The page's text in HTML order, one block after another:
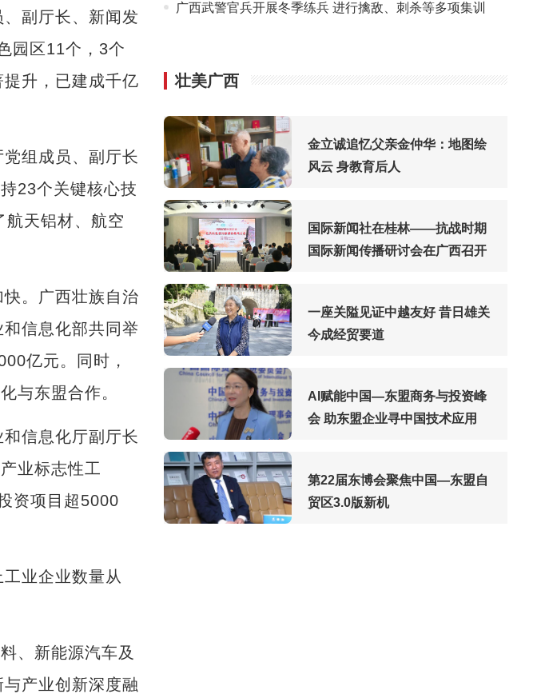
副厅长、新闻发
园区11个，3个
升，已建成千亿
组成员、副厅长
23个关键核心技
航天铝材、航空
。广西壮族自治
信息化部共同举
亿元。同时，
与东盟合作。
信息化厅副厅长
业标志性工
资项目超5000
业企业数量从
、新能源汽车及
产业创新深度融
广西武警官兵开展冬季练兵 进行擒敌、刺杀等多项集训
壮美广西
金立诚追忆父亲金仲华：地图绘
风云 身教育后人
国际新闻社在桂林——抗战时期
国际新闻传播研讨会在广西召开
一座关隘见证中越友好 昔日雄关
今成经贸要道
AI赋能中国—东盟商务与投资峰
会 助东盟企业寻中国技术应用
第22届东博会聚焦中国—东盟自
贸区3.0版新机